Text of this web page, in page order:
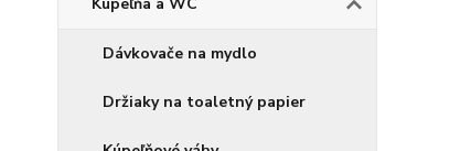
Dávkovače na mydlo
Držiaky na toaletný papier